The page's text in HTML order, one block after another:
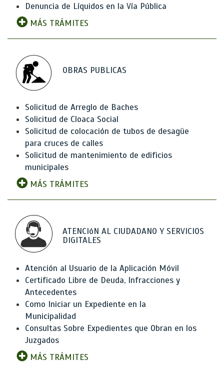
Denuncia de Líquidos en la Vía Pública
MÁS TRÁMITES
OBRAS PUBLICAS
Solicitud de Arreglo de Baches
Solicitud de Cloaca Social
Solicitud de colocación de tubos de desagüe
para cruces de calles
Solicitud de mantenimiento de edificios
municipales
MÁS TRÁMITES
ATENCIóN AL CIUDADANO Y SERVICIOS
DIGITALES
Atención al Usuario de la Aplicación Móvil
Certificado Libre de Deuda, Infracciones y
Antecedentes
Como Iniciar un Expediente en la
Municipalidad
Consultas Sobre Expedientes que Obran en los
Juzgados
MÁS TRÁMITES